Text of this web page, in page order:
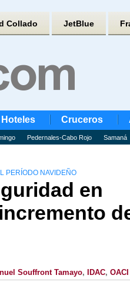
Collado JetBlue
Hoteles Cruceros
Pedernales-Cabo Rojo Samaná
PERÍODO NAVIDEÑO
en
Souffront Tamayo, IDAC, OACI